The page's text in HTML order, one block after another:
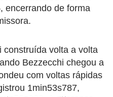
encerrando de forma
construída volta a volta
Bezzecchi chegou a
com voltas rápidas
1min53s787,